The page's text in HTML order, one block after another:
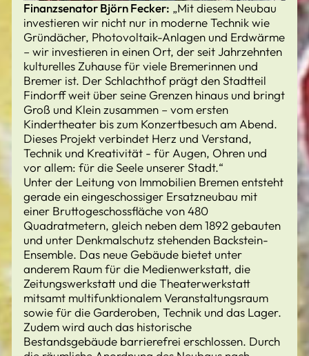
Finanzsenator Björn Fecker: „Mit diesem Neubau
investieren wir nicht nur in moderne Technik wie
Gründächer, Photovoltaik-Anlagen und Erdwärme
– wir investieren in einen Ort, der seit Jahrzehnten
kulturelles Zuhause für viele Bremerinnen und
Bremer ist. Der Schlachthof prägt den Stadtteil
Findorff weit über seine Grenzen hinaus und bringt
Groß und Klein zusammen – vom ersten
Kindertheater bis zum Konzertbesuch am Abend.
Dieses Projekt verbindet Herz und Verstand,
Technik und Kreativität - für Augen, Ohren und
vor allem: für die Seele unserer Stadt.“
Unter der Leitung von Immobilien Bremen entsteht
gerade ein eingeschossiger Ersatzneubau mit
einer Bruttogeschossfläche von 480
Quadratmetern, gleich neben dem 1892 gebauten
und unter Denkmalschutz stehenden Backstein-
Ensemble. Das neue Gebäude bietet unter
anderem Raum für die Medienwerkstatt, die
Zeitungswerkstatt und die Theaterwerkstatt
mitsamt multifunktionalem Veranstaltungsraum
sowie für die Garderoben, Technik und das Lager.
Zudem wird auch das historische
Bestandsgebäude barrierefrei erschlossen. Durch